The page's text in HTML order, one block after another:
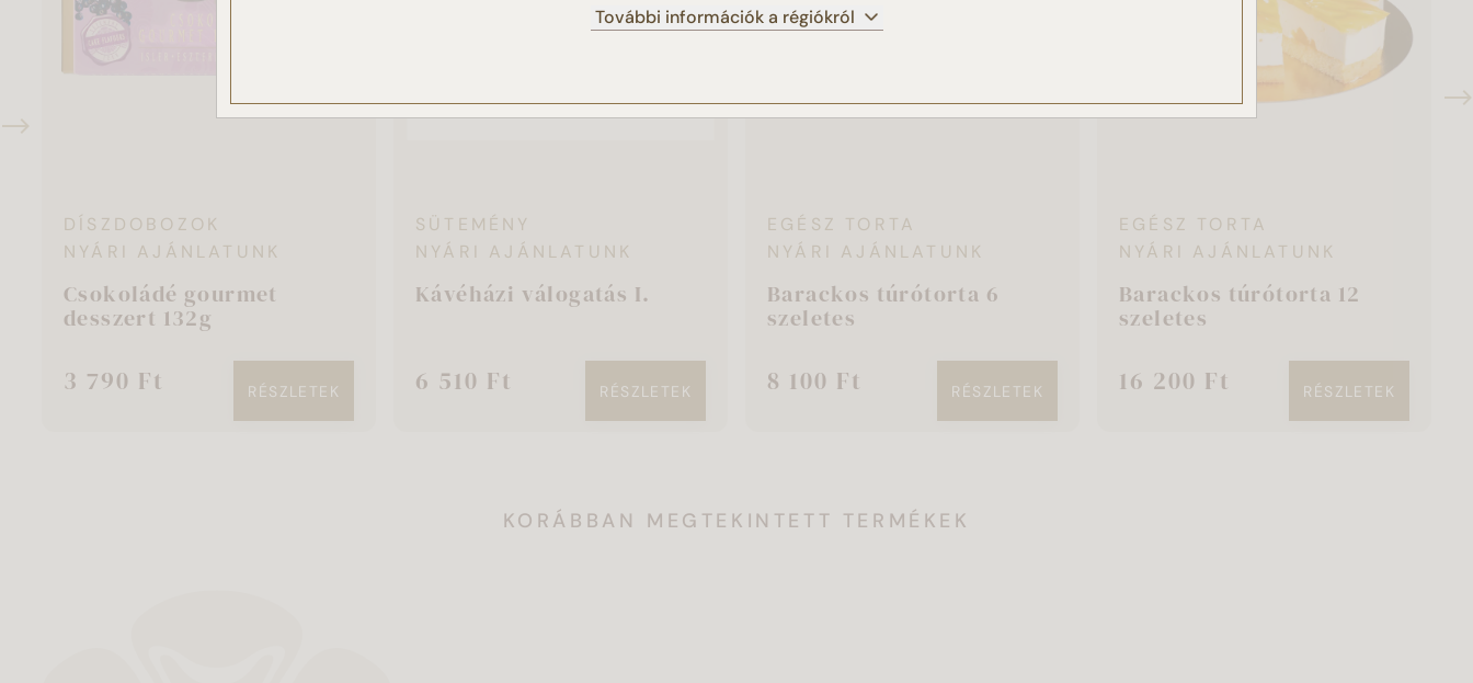
DÍSZDOBOZOK
NYÁRI AJÁNLATUNK
Csokoládé gourmet
desszert 132g
3 790 Ft RÉSZLETEK
SÜTEMÉNY
NYÁRI AJÁNLATUNK
Kávéházi válogatás I.
6 510 Ft RÉSZLETEK
EGÉSZ TORTA
NYÁRI AJÁNLATUNK
Barackos túrótorta 6
szeletes
8 100 Ft RÉSZLETEK
EGÉSZ TORTA
NYÁRI AJÁNLATUNK
Barackos túrótorta 12
szeletes
16 200 Ft RÉSZLETEK
KORÁBBAN MEGTEKINTETT TERMÉKEK
További információk a régiókról